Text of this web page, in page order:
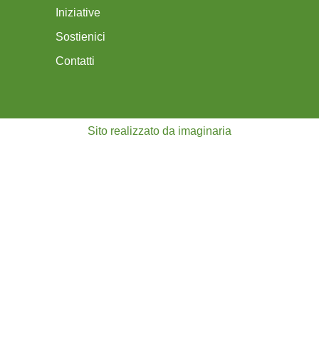
Iniziative
Sostienici
Contatti
Sito realizzato da imaginaria